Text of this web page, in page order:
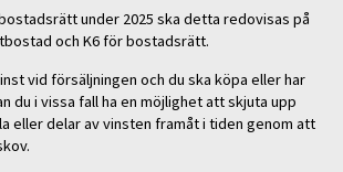
under 2025 ska detta redovisas på
och K6 för bostadsrätt.
vid försäljningen och du ska köpa eller har
du i vissa fall ha en möjlighet att skjuta upp
eller delar av vinsten framåt i tiden genom att